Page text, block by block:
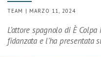
TEAM | MARZO 11, 2024
L’attore spagnolo di È
fidanzata e l’ha presentata